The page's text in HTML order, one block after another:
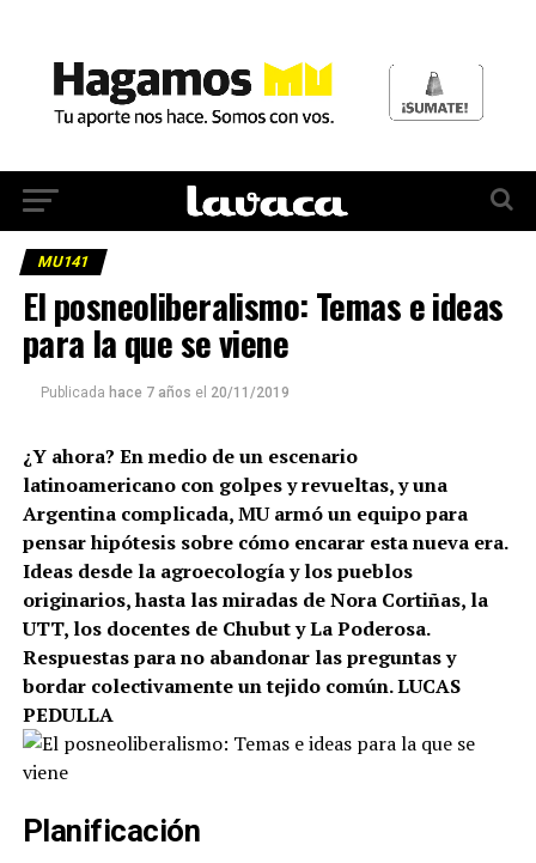
MU141
El posneoliberalismo: Temas e ideas
para la que se viene
Publicada hace 7 años el 20/11/2019
¿Y ahora? En medio de un escenario
latinoamericano con golpes y revueltas, y una
Argentina complicada, MU armó un equipo para
pensar hipótesis sobre cómo encarar esta nueva era.
Ideas desde la agroecología y los pueblos
originarios, hasta las miradas de Nora Cortiñas, la
UTT, los docentes de Chubut y La Poderosa.
Respuestas para no abandonar las preguntas y
bordar colectivamente un tejido común. LUCAS
PEDULLA
Planificación